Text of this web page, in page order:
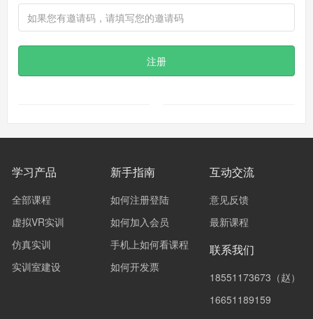
注册
学习产品
全部课程
虚拟VR实训
仿真实训
实训室建设
新手指南
如何注册登陆
如何加入会员
手机上如何看课程
如何开发票
互动交流
意见反馈
最新课程
联系我们
18551173673（赵）
16651189159